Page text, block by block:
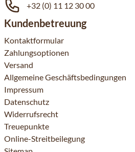
+32 (0) 11 12 30 00
Kundenbetreuung
Kontaktformular
Zahlungsoptionen
Versand
Allgemeine Geschäftsbedingungen
Impressum
Datenschutz
Widerrufsrecht
Treuepunkte
Online-Streitbeilegung